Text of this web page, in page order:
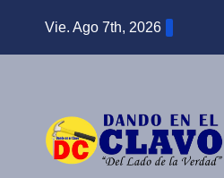
Vie. Ago 7th, 2026